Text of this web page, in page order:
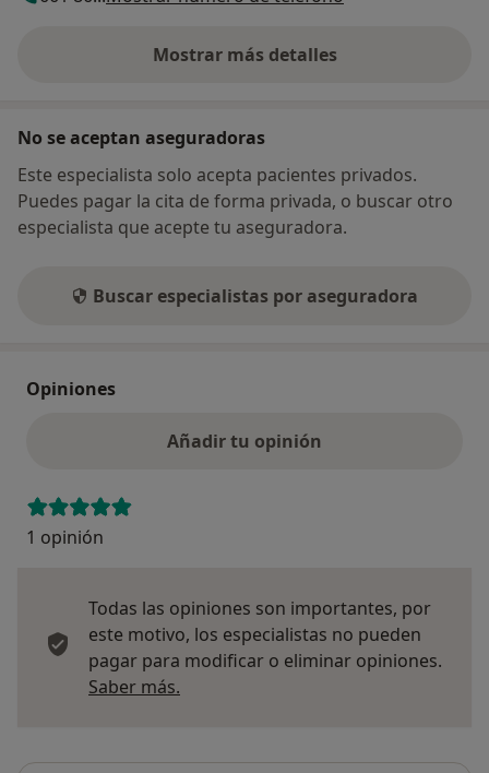
Mostrar más detalles
sobre la dirección
No se aceptan aseguradoras
Este especialista solo acepta pacientes privados.
Puedes pagar la cita de forma privada, o buscar otro
especialista que acepte tu aseguradora.
Buscar especialistas por aseguradora
Opiniones
Añadir tu opinión
1 opinión
Todas las opiniones son importantes, por
este motivo, los especialistas no pueden
pagar para modificar o eliminar opiniones.
Saber más.